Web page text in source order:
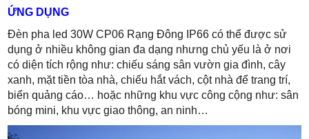
ỨNG DỤNG
Đèn pha led 30W CP06 Rạng Đông IP66 có thể được sử
dụng ở nhiều không gian đa dạng nhưng chủ yếu là ở nơi
có diện tích rộng như: chiếu sáng sân vườn gia đình, cây
xanh, mặt tiền tòa nhà, chiếu hắt vách, cột nhà để trang trí,
biển quảng cáo… hoặc những khu vực công cộng như: sân
bóng mini, khu vực giao thông, an ninh…